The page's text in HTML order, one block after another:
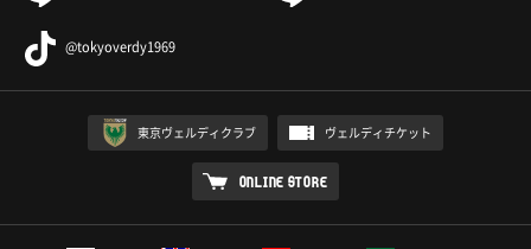
@tokyoverdy1969
東京ヴェルディクラブ ヴェルディチケット
ONLINE STORE